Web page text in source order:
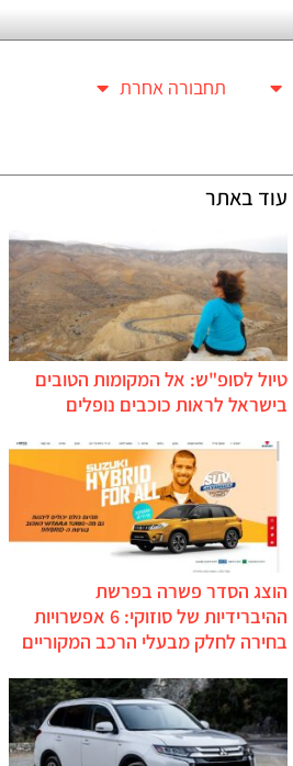
תחבורה אחרת
עוד באתר
טיול לסופ"ש: אל המקומות הטובים
בישראל לראות כוכבים נופלים
הוצג הסדר פשרה בפרשת
ההיברידיות של סוזוקי: 6 אפשרויות
בחירה לחלק מבעלי הרכב המקוריים